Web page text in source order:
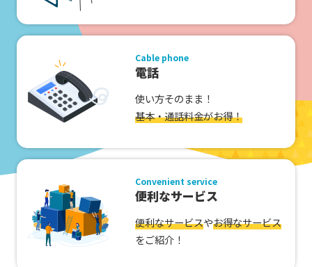
Cable phone
電話
使い方そのまま！
基本・通話料金がお得！
Convenient service
便利なサービス
便利なサービスやお得なサービス
をご紹介！